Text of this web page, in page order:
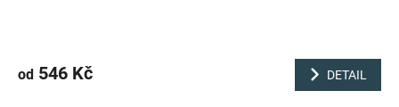
od 546 Kč DETAIL